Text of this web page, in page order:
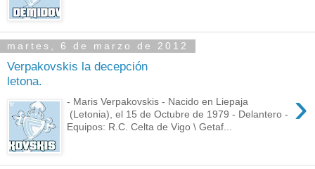
martes, 6 de marzo de 2012
Verpakovskis la decepción
letona.
›
- Maris Verpakovskis - Nacido en Liepaja
(Letonia), el 15 de Octubre de 1979 - Delantero -
Equipos: R.C. Celta de Vigo \ Getaf...